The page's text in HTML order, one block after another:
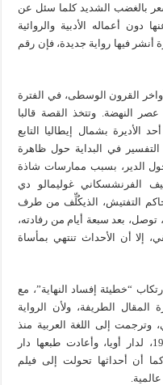
بالغضب الشديد كلما سئل عن
دون أعماله الأدبية والروائية
أنشر فيها رواية جديدة، فإن رقم
القرون الوسطى، في الفترة
النهضة. وتتخذ القصة قالبا
الأديرة بشمال إيطاليا التابع
من العام 1372. ويُقدَّم التفسير في البداية حول ظاهرة
الدير، بسبب ممارسات شاذة
الفرنشسكاني غوليمالو دي
التفتيش، الذيكُلِّف من طرف
بعد سبعة أيام من رفادته،
إلا أن الأحداث تنتهي بمأساة
“خطيئة إفساد النهاية”، مع
الطريفة، ولأن الرواية
إلى اللغة العربية منذ
سنوات (ترجمها أحمد الصمعي، سنة 1998، لدار أويا، وأعادت طبعها دار
بعد نفاذها). كما أن أحداثها تحولت إلى فيلم